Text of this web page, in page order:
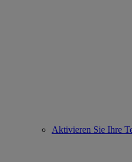
Aktivieren Sie Ihre